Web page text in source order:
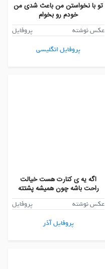
تو با نخواستن من باعث شدی من
خودم رو بخوام
عکس نوشته
پروفایل
پروفایل انگلیسی
اگه یه ی کنارت هست خیالت
راحت باشه چون همیشه پشتته
عکس نوشته
پروفایل
پروفایل آذر